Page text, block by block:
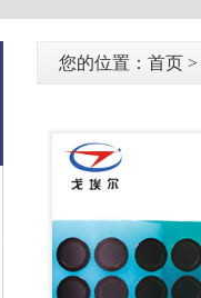
您的位置： 首页 >